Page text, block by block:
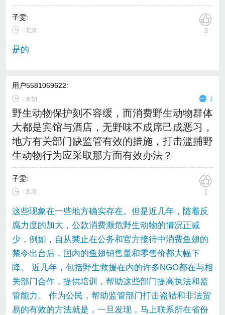
子雯:
∙ 北京 3
是的
用户5581069622:
∙ 未知 1
野生动物保护刻不容缓，而消费野生动物群体
大都是宾馆与酒店，无野味不成席己成恶习，
地方有关部门缺监管有效的措施，打击滥捕野
生动物行为应采取那方面有效办法？
子雯:
∙ 北京 1
这些现象在一些地方确实存在。但是近几年，随着反
腐力度的加大，公款消费濒危野生动物的情况正减
少，例如，自从禁止在公务和官方接待中消费鱼翅的
禁令出台后，国内的鱼翅销售量和零售价都大幅下
降。 近几年，包括野生救援在内的许多NGO都在与相
关部门合作，提供培训，帮助这些部门提高执法和监
管能力。 作为公民，帮助监管部门打击盗猎和非法贸
易的有效的方法就是，一旦发现，马上联系所在省份